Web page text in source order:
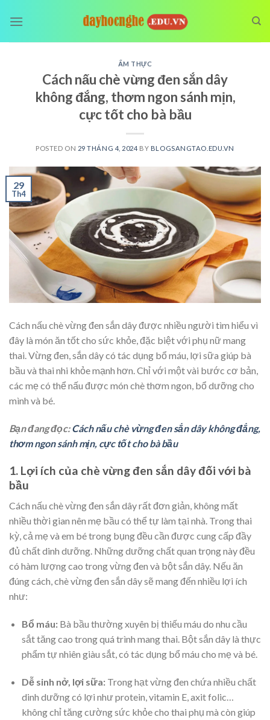
ẨM THỰC
Cách nấu chè vừng đen sắn dây
không đắng, thơm ngon sánh mịn,
cực tốt cho bà bầu
POSTED ON 29 THÁNG 4, 2024 BY BLOGSANGTAO.EDU.VN
29
Th4
Cách nấu chè vừng đen sắn dây được nhiều người tìm hiểu vì
đây là món ăn tốt cho sức khỏe, đặc biệt với phụ nữ mang
thai. Vừng đen, sắn dây có tác dụng bổ máu, lợi sữa giúp bà
bầu và thai nhi khỏe mạnh hơn. Chỉ với một vài bước cơ bản,
các mẹ có thể nấu được món chè thơm ngon, bổ dưỡng cho
mình và bé.
Bạn đang đọc:Cách nấu chè vừng đen sắn dây không đắng,
thơm ngon sánh mịn, cực tốt cho bà bầu
1. Lợi ích của chè vừng đen sắn dây đối với bà
bầu
Cách nấu chè vừng đen sắn dây rất đơn giản, không mất
nhiều thời gian nên mẹ bầu có thể tự làm tại nhà. Trong thai
kỳ, cả mẹ và em bé trong bụng đều cần được cung cấp đầy
đủ chất dinh dưỡng. Những dưỡng chất quan trọng này đều
có hàm lượng cao trong vừng đen và bột sắn dây. Nếu ăn
đúng cách, chè vừng đen sắn dây sẽ mang đến nhiều lợi ích
như:
Bổ máu:Bà bầu thường xuyên bị thiếu máu do nhu cầu
sắt tăng cao trong quá trình mang thai. Bột sắn dây là thực
phẩm tự nhiên giàu sắt, có tác dụng bổ máu cho mẹ và bé.
Dễ sinh nở, lợi sữa: Trong hạt vừng đen chứa nhiều chất
dinh dưỡng có lợi như protein, vitamin E, axit folic…
không chỉ tăng cường sức khỏe cho thai phụ mà còn giúp